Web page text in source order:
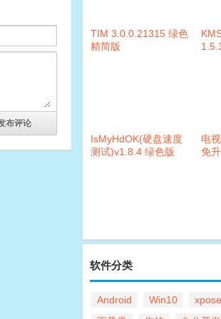
TIM 3.0.0.21315 绿色
精简版
IsMyHdOK(硬盘速度
测试)v1.8.4 绿色版
电
免
软件分类
Android Win10